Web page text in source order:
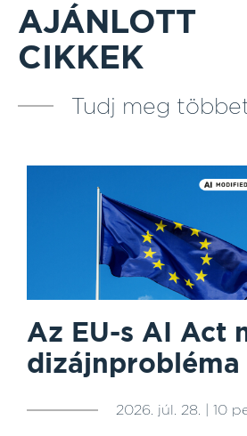
AJÁNLOTT
CIKKEK
Tudj meg
Az EU-s AI Act
dizájnprobléma
2026. júl. 28. | 10